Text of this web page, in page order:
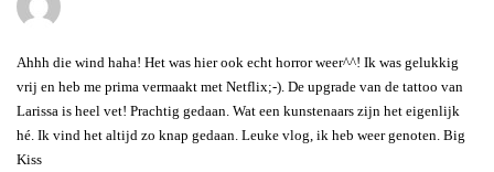
Ahhh die wind haha! Het was hier ook echt horror weer^^! Ik was gelukkig
vrij en heb me prima vermaakt met Netflix;-). De upgrade van de tattoo van
Larissa is heel vet! Prachtig gedaan. Wat een kunstenaars zijn het eigenlijk
hé. Ik vind het altijd zo knap gedaan. Leuke vlog, ik heb weer genoten. Big
Kiss